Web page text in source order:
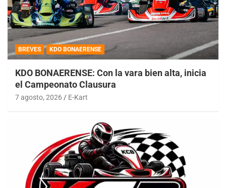
BREVES KDO BONAERENSE
KDO BONAERENSE: Con la vara bien alta, inicia
el Campeonato Clausura
7 agosto, 2026 E-Kart